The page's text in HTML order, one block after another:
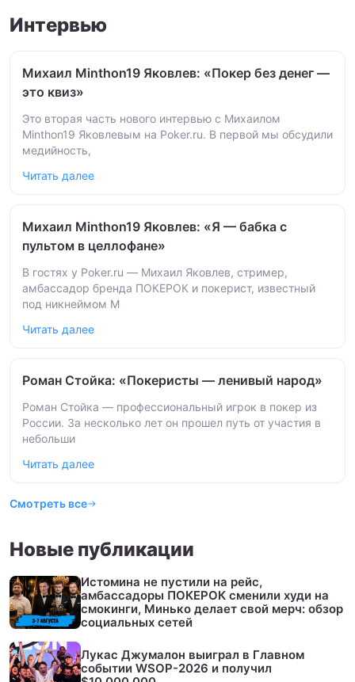
Интервью
Михаил Minthon19 Яковлев: «Покер без денег —
это квиз»
Это вторая часть нового интервью с Михаилом
Minthon19 Яковлевым на Poker.ru. В первой мы обсудили
медийность,
Читать далее
Михаил Minthon19 Яковлев: «Я — бабка с
пультом в целлофане»
В гостях у Poker.ru — Михаил Яковлев, стример,
амбассадор бренда ПОКЕРОК и покерист, известный
под никнеймом M
Читать далее
Роман Стойка: «Покеристы — ленивый народ»
Роман Стойка — профессиональный игрок в покер из
России. За несколько лет он прошел путь от участия в
небольши
Читать далее
Смотреть все
Новые публикации
Истомина не пустили на рейс,
амбассадоры ПОКЕРОК сменили худи на
смокинги, Минько делает свой мерч: обзор
социальных сетей
Лукас Джумалон выиграл в Главном
событии WSOP-2026 и получил